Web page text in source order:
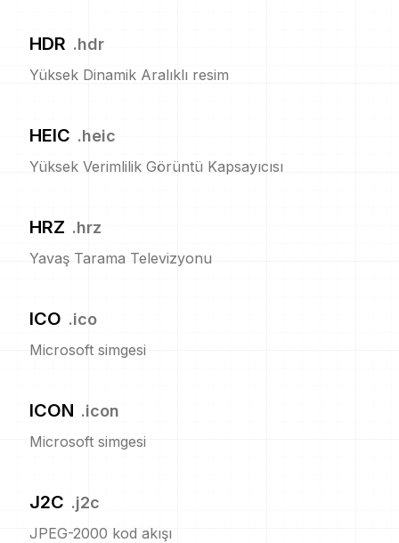
HDR .hdr
Yüksek Dinamik Aralıklı resim
HEIC .heic
Yüksek Verimlilik Görüntü Kapsayıcısı
HRZ .hrz
Yavaş Tarama Televizyonu
ICO .ico
Microsoft simgesi
ICON .icon
Microsoft simgesi
J2C .j2c
JPEG-2000 kod akışı